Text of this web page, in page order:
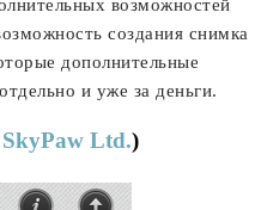
возможностей
создания снимка
дополнительные
и уже за деньги.
SkyPaw Ltd.)